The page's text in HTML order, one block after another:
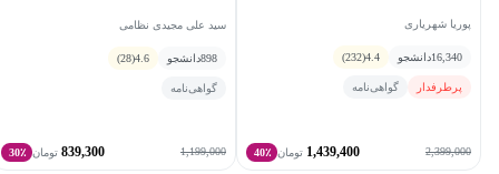
پوریا شهریاری
16,340دانشجو 4.4
(232)
پرطرفدار گواهی‌نامه
2,399,000
1,439,400 تومان 40٪
سید علی مجیدی نظامی
898دانشجو 4.6
(28)
گواهی‌نامه
1,199,000
839,300 تومان 30٪